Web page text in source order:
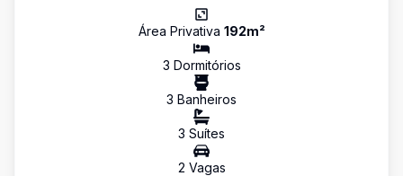
Área Privativa 192m²
3 Dormitórios
3 Banheiros
3 Suítes
2 Vagas